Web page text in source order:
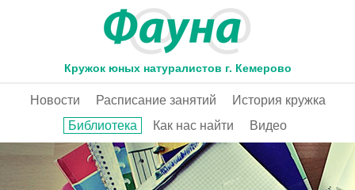
Кружок юных натуралистов г. Кемерово
Новости Расписание занятий
История кружка
Библиотека
Как нас найти Видео